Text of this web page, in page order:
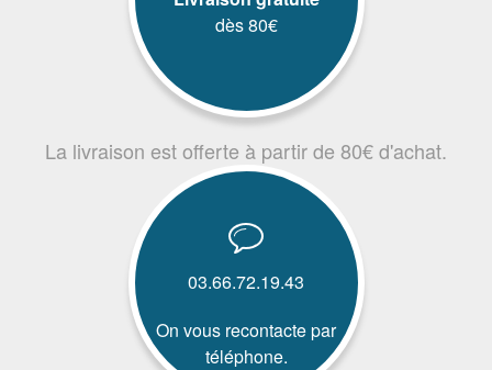
dès 80€
La livraison est offerte à partir de 80€ d'achat.
03.66.72.19.43
On vous recontacte par
téléphone.